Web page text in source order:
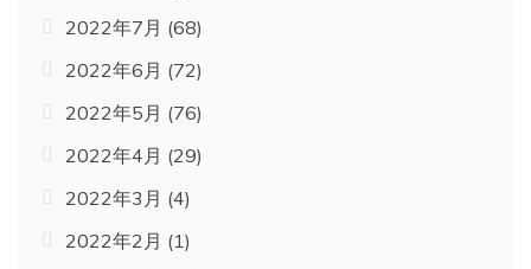
2022年7月 (68)
2022年6月 (72)
2022年5月 (76)
2022年4月 (29)
2022年3月 (4)
2022年2月 (1)